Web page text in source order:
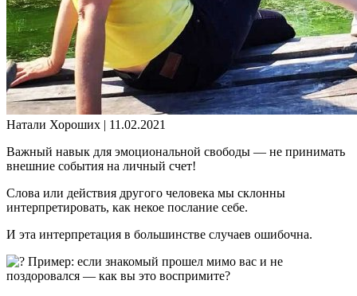
Натали Хороших | 11.02.2021
Важный навык для эмоциональной свободы — не принимать
внешние события на личный счет!
Слова или действия другого человека мы склонны
интерпретировать, как некое послание себе.
И эта интерпретация в большинстве случаев ошибочна.
Пример: если знакомый прошел мимо вас и не
поздоровался — как вы это воспримите?